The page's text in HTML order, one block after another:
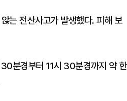
는 전산사고가 발생했다. 피해 보
분경부터 11시 30분경까지 약 한